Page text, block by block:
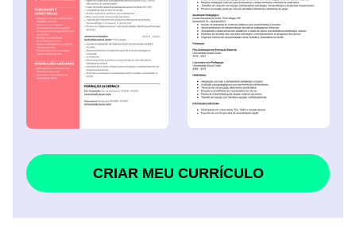
CRIAR MEU CURRÍCULO